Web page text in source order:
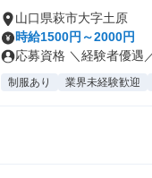
山口県萩市大字土原
時給1500円～2000円
応募資格 ＼経験者優遇
制服あり 業界未経験歓迎